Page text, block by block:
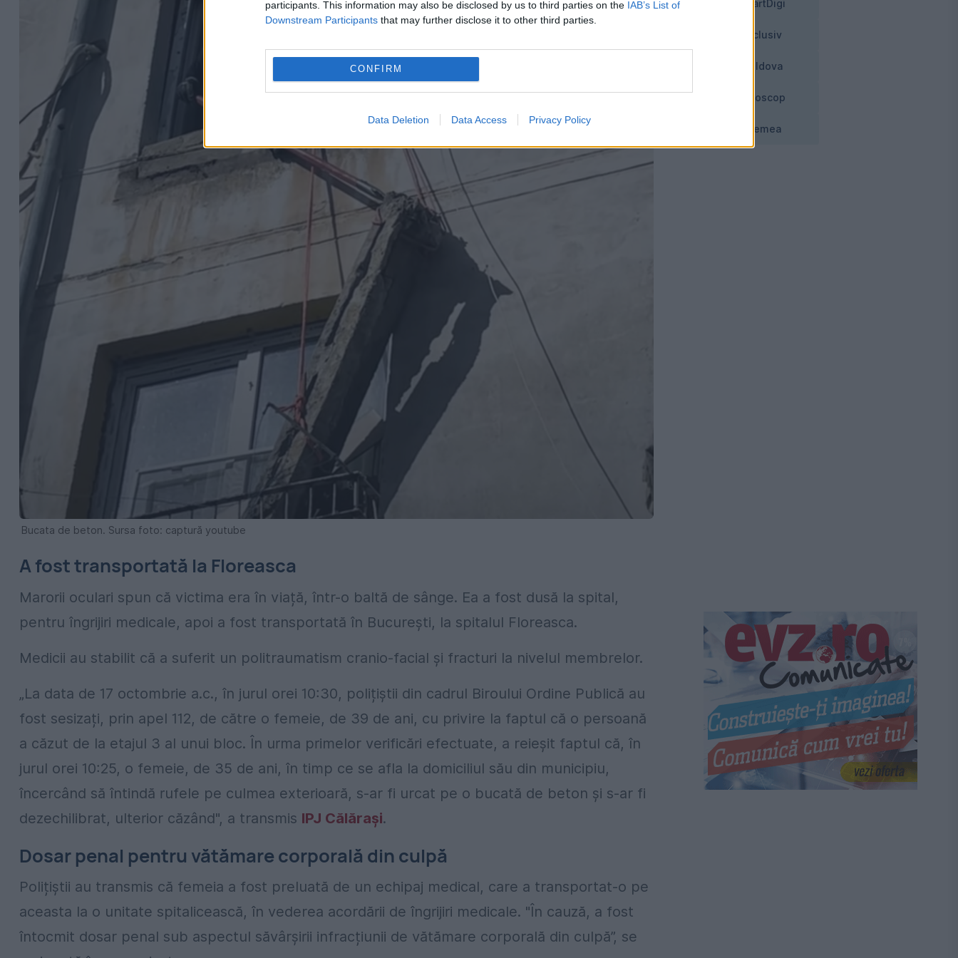
participants. This information may also be disclosed by us to third parties on the IAB’s List of
Downstream Participants that may further disclose it to other third parties.
CONFIRM
Data Deletion Data Access Privacy Policy
Bucata de beton. Sursa foto: captură youtube
A fost transportată la Floreasca
Marorii oculari spun că victima era în viață, într-o baltă de sânge. Ea a fost dusă la spital,
pentru îngrijiri medicale, apoi a fost transportată în București, la spitalul Floreasca.
Medicii au stabilit că a suferit un politraumatism cranio-facial și fracturi la nivelul membrelor.
„La data de 17 octombrie a.c., în jurul orei 10:30, polițiștii din cadrul Biroului Ordine Publică au
fost sesizați, prin apel 112, de către o femeie, de 39 de ani, cu privire la faptul că o persoană
a căzut de la etajul 3 al unui bloc. În urma primelor verificări efectuate, a reieșit faptul că, în
jurul orei 10:25, o femeie, de 35 de ani, în timp ce se afla la domiciliul său din municipiu,
încercând să întindă rufele pe culmea exterioară, s-ar fi urcat pe o bucată de beton și s-ar fi
dezechilibrat, ulterior căzând", a transmis IPJ Călărași.
Dosar penal pentru vătămare corporală din culpă
Polițiștii au transmis că femeia a fost preluată de un echipaj medical, care a transportat-o pe
aceasta la o unitate spitalicească, în vederea acordării de îngrijiri medicale. "În cauză, a fost
întocmit dosar penal sub aspectul săvârșirii infracțiunii de vătămare corporală din culpă”, se
SmartDigi
Exclusiv
Moldova
Horoscop
Vremea